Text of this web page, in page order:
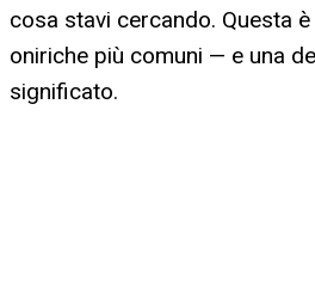
cosa stavi cercando. Questa
oniriche più comuni — e una
significato.